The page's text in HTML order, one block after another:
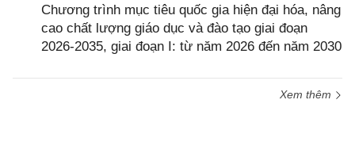
Chương trình mục tiêu quốc gia hiện đại hóa, nâng
cao chất lượng giáo dục và đào tạo giai đoạn
2026-2035, giai đoạn I: từ năm 2026 đến năm 2030
Xem thêm